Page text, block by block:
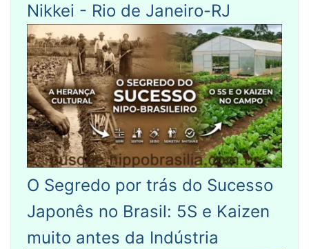
Nikkei - Rio de Janeiro-RJ
O Segredo por trás do Sucesso
Japonês no Brasil: 5S e Kaizen
muito antes da Indústria